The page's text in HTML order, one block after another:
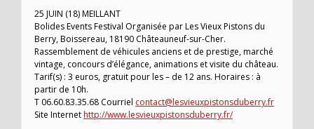
25 JUIN (18) MEILLANT
Bolides Events Festival Organisée par Les Vieux Pistons du
Berry, Boissereau, 18190 Châteauneuf-sur-Cher.
Rassemblement de véhicules anciens et de prestige, marché
vintage, concours d’élégance, animations et visite du château.
Tarif(s) : 3 euros, gratuit pour les – de 12 ans. Horaires : à
partir de 10h.
T 06.60.83.35.68 Courriel contact@lesvieuxpistonsduberry.fr
Site Internethttp://www.lesvieuxpistonsduberry.fr/